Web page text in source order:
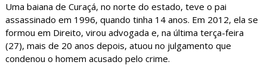
Uma baiana de Curaçá, no norte do estado, teve o pai
assassinado em 1996, quando tinha 14 anos. Em 2012, ela se
formou em Direito, virou advogada e, na última terça-feira
(27), mais de 20 anos depois, atuou no julgamento que
condenou o homem acusado pelo crime.